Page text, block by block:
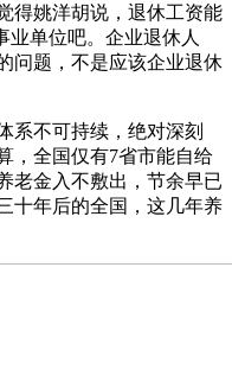
得姚洋胡说，退休工资能
业单位吧。企业退休人
问题，不是应该企业退休
系不可持续，绝对深刻
全国仅有7省市能自给
老金入不敷出，节余早已
十年后的全国，这几年养